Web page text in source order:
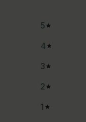
5
4
3
2
1